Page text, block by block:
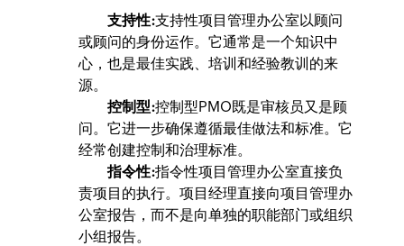
支持性:支持性项目管理办公室以顾问
或顾问的身份运作。它通常是一个知识中
心，也是最佳实践、培训和经验教训的来
源。
控制型:控制型PMO既是审核员又是顾
问。它进一步确保遵循最佳做法和标准。它
经常创建控制和治理标准。
指令性:指令性项目管理办公室直接负
责项目的执行。项目经理直接向项目管理办
公室报告，而不是向单独的职能部门或组织
小组报告。